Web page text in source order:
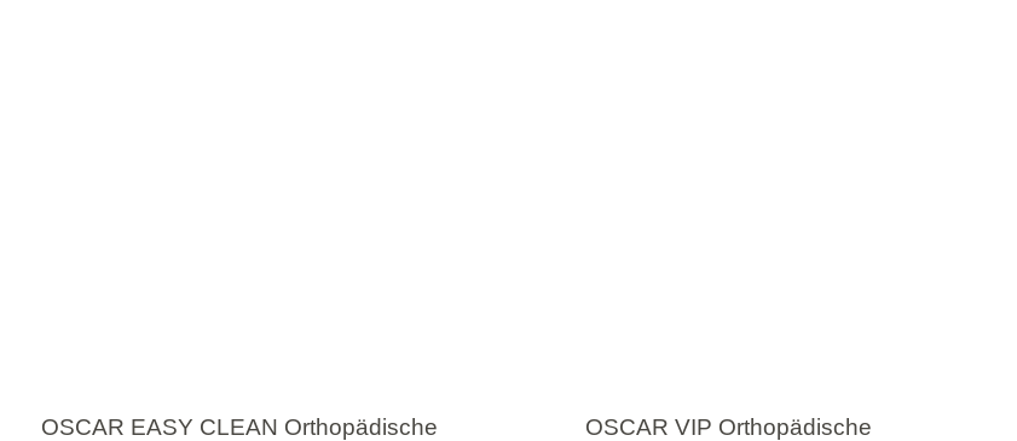
OSCAR EASY CLEAN Orthopädische
OSCAR VIP Orthopädische